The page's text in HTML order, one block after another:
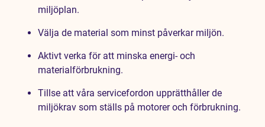
miljöplan.
Välja de material som minst påverkar miljön.
Aktivt verka för att minska energi- och
materialförbrukning.
Tillse att våra servicefordon upprätthåller de
miljökrav som ställs på motorer och förbrukning.